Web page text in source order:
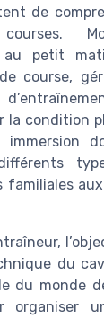
de
au petit
course,
la condition
immersion
familiales
du
du monde
organiser